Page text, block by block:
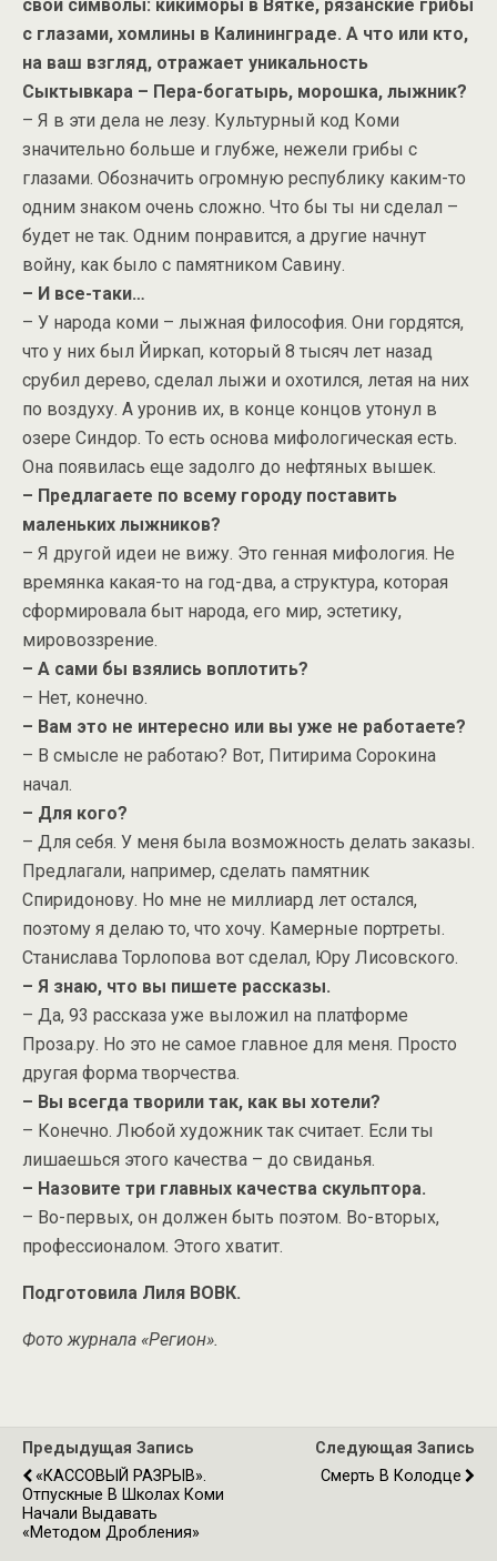
свои символы: кикиморы в Вятке, рязанские грибы
с глазами, хомлины в Калининграде. А что или кто,
на ваш взгляд, отражает уникальность
Сыктывкара – Пера-богатырь, морошка, лыжник?
– Я в эти дела не лезу. Культурный код Коми
значительно больше и глубже, нежели грибы с
глазами. Обозначить огромную республику каким-то
одним знаком очень сложно. Что бы ты ни сделал –
будет не так. Одним понравится, а другие начнут
войну, как было с памятником Савину.
– И все-таки…
– У народа коми – лыжная философия. Они гордятся,
что у них был Йиркап, который 8 тысяч лет назад
срубил дерево, сделал лыжи и охотился, летая на них
по воздуху. А уронив их, в конце концов утонул в
озере Синдор. То есть основа мифологическая есть.
Она появилась еще задолго до нефтяных вышек.
– Предлагаете по всему городу поставить
маленьких лыжников?
– Я другой идеи не вижу. Это генная мифология. Не
времянка какая-то на год-два, а структура, которая
сформировала быт народа, его мир, эстетику,
мировоззрение.
– А сами бы взялись воплотить?
– Нет, конечно.
– Вам это не интересно или вы уже не работаете?
– В смысле не работаю? Вот, Питирима Сорокина
начал.
– Для кого?
– Для себя. У меня была возможность делать заказы.
Предлагали, например, сделать памятник
Спиридонову. Но мне не миллиард лет остался,
поэтому я делаю то, что хочу. Камерные портреты.
Станислава Торлопова вот сделал, Юру Лисовского.
– Я знаю, что вы пишете рассказы.
– Да, 93 рассказа уже выложил на платформе
Проза.ру. Но это не самое главное для меня. Просто
другая форма творчества.
– Вы всегда творили так, как вы хотели?
– Конечно. Любой художник так считает. Если ты
лишаешься этого качества – до свиданья.
– Назовите три главных качества скульптора.
– Во-первых, он должен быть поэтом. Во-вторых,
профессионалом. Этого хватит.
Подготовила Лиля ВОВК.
Фото журнала «Регион».
Предыдущая Запись
«КАССОВЫЙ РАЗРЫВ».
Отпускные В Школах Коми
Начали Выдавать
«методом Дробления»
Следующая Запись
Смерть В Колодце